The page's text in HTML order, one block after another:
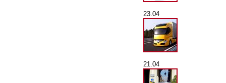
23.04
21.04